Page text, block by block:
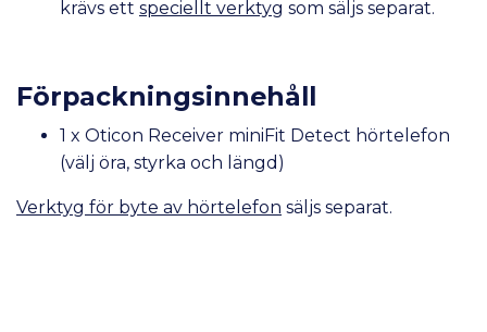
krävs ett speciellt verktyg som säljs separat.
Förpackningsinnehåll
1 x Oticon Receiver miniFit Detect hörtelefon
(välj öra, styrka och längd)
Verktyg för byte av hörtelefon säljs separat.